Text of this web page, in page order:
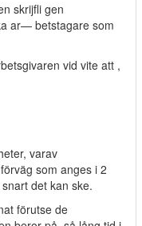
skrijfli gen
ar— betstagare som
vid vite att ,
varav
som anges i 2
det kan ske.
förutse de